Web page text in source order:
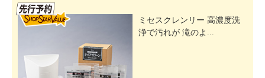
ミセスクレンリー 高濃度洗
浄で汚れが 滝のよ...